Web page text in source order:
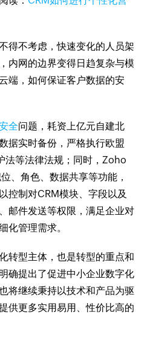
得不考虑，快速变化的人员架
内网的边界变得日趋复杂与模
端，如何保证客户数据的安
全问题，耗资上亿元自建北
据实时备份，严格执行欧盟
法等法律法规；同时，Zoho
、角色、数据共享等功能，
控制对CRM模块、字段以及
邮件发送等权限，满足企业对
化管理需求。
转型主体，也是转型的重点和
确提出了促进中小企业数字化
将继续秉持以技术和产品为驱
供更多实用易用、性价比高的